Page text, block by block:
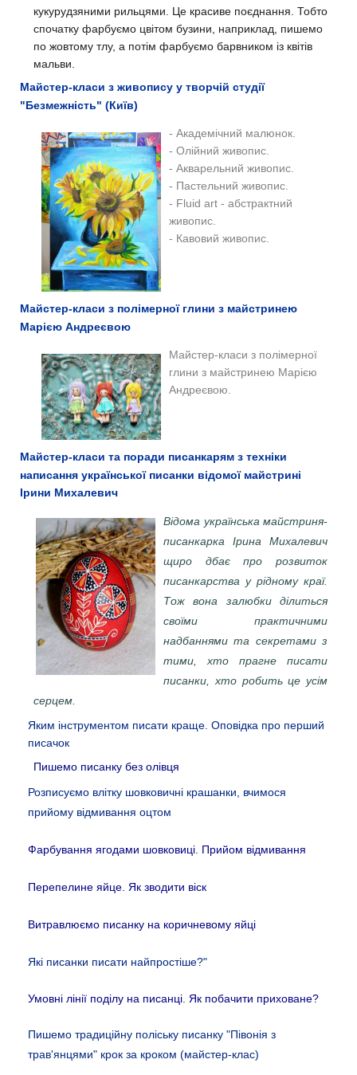
кукурудзяними рильцями. Це красиве поєднання. Тобто
спочатку фарбуємо цвітом бузини, наприклад, пишемо
по жовтому тлу, а потім фарбуємо барвником із квітів
мальви.
Майстер-класи з живопису у творчій студії
"Безмежність" (Київ)
- Академічний малюнок.
- Олійний живопис.
- Акварельний живопис.
- Пастельний живопис.
- Fluid art - абстрактний
живопис.
- Кавовий живопис.
Майстер-класи з полімерної глини з майстринею
Марією Андреєвою
Майстер-класи з полімерної
глини з майстринею Марією
Андреєвою.
Майстер-класи та поради писанкарям з техніки
написання української писанки відомої майстрині
Ірини Михалевич
Відома українська майстриня-
писанкарка Ірина Михалевич
щиро дбає про розвиток
писанкарства у рідному краї.
Тож вона залюбки ділиться
своїми практичними
надбаннями та секретами з
тими, хто прагне писати
писанки, хто робить це усім
серцем.
Яким інструментом писати краще. Оповідка про перший
писачок
Пишемо писанку без олівця
Розписуємо влітку шовковичні крашанки, вчимося
прийому відмивання оцтом
Фарбування ягодами шовковиці. Прийом відмивання
Перепелине яйце. Як зводити віск
Витравлюємо писанку на коричневому яйці
Які писанки писати найпростіше?"
Умовні лінії поділу на писанці. Як побачити приховане?
Пишемо традиційну поліську писанку "Півонія з
трав'янцями" крок за кроком (майстер-клас)